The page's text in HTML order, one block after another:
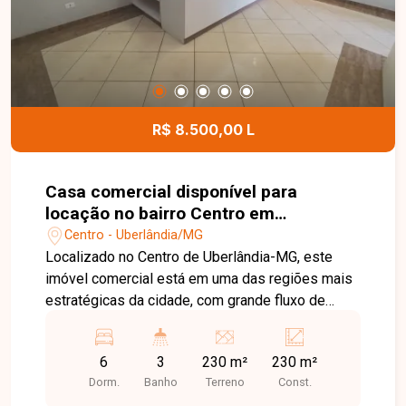
atividades comerciais. Uma excelente opção para
clínicas, escritórios, escolas, consultórios ou
empresas que buscam um imóvel amplo,
funcional e muito bem localizado. Entre em
contato para mais informações e agende uma
visita para conhecer esta excelente oportunidade
R$ 8.500,00 L
Casa comercial disponível para
locação no bairro Centro em
Uberlândia-MG
Centro - Uberlândia/MG
Localizado no Centro de Uberlândia-MG, este
imóvel comercial está em uma das regiões mais
estratégicas da cidade, com grande fluxo de
principais avenidas. A localização privilegiada
oferece excelente visibilidade e proximidade
com bancos, cartórios, órgãos públicos,
6
Dorm.
3
Banho
230 m²
Terreno
230 m²
Const.